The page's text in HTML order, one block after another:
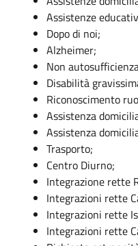
Assistenze
Dopo di noi;
Alzheimer;
Non
Disabilità
Riconoscimento
Assistenza
Assistenza
Trasporto;
Centro Diurno;
Integrazione rette
Integrazioni rette
Integrazioni rette
Integrazioni rette